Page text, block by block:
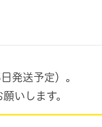
発送予定）。
いします。